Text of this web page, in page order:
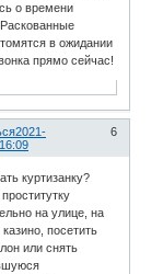
о времени
в ожидании
прямо сейчас!
6
2021-
куртизанку?
на улице, на
посетить
или снять